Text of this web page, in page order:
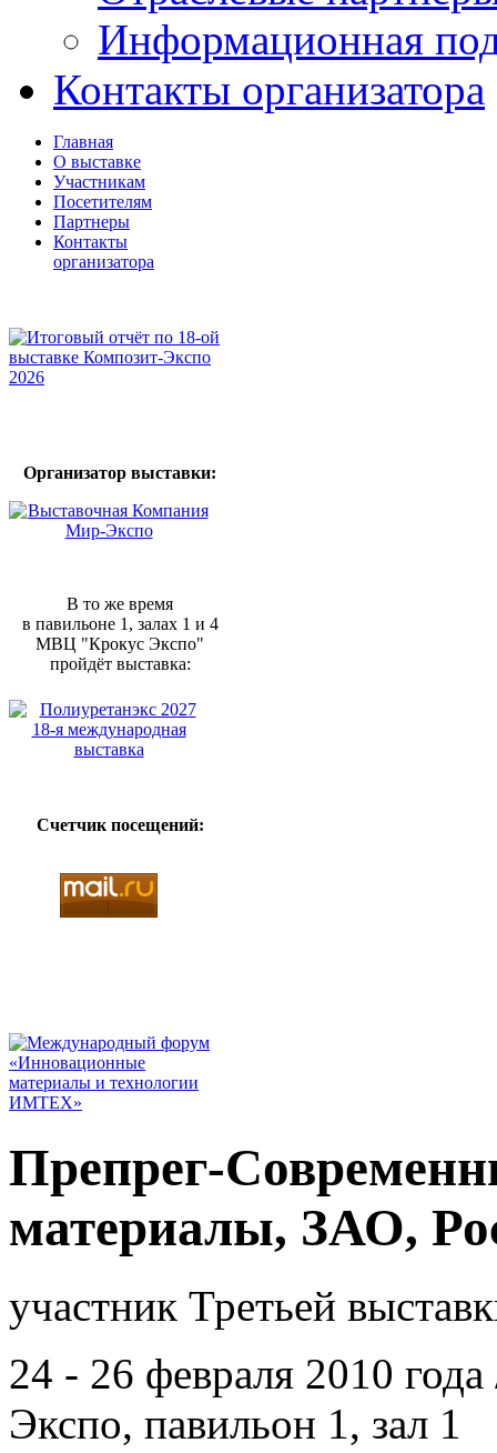
Информационная
Контакты организатора
Главная
О выставке
Участникам
Посетителям
Партнеры
Контакты
организатора
Организатор выставки:
В то же время
в павильоне 1, залах 1 и 4
МВЦ "Крокус Экспо"
пройдёт выставка:
Счетчик посещений:
Препрег-
материалы, ЗАО,
участник Третьей
24 - 26 февраля 2010
Экспо, павильон 1, зал 1